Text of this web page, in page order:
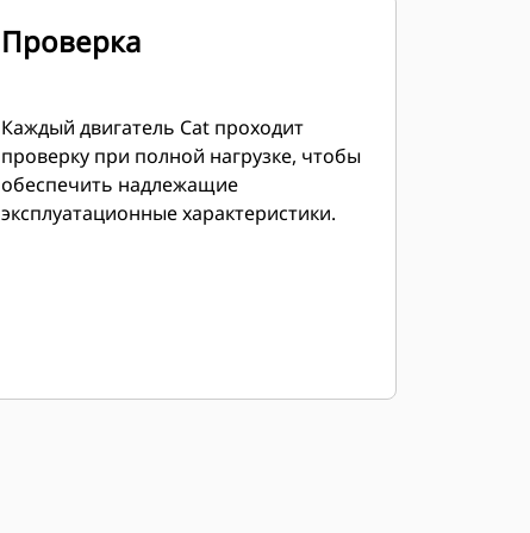
Проверка
Каждый двигатель Cat проходит
проверку при полной нагрузке, чтобы
обеспечить надлежащие
эксплуатационные характеристики.